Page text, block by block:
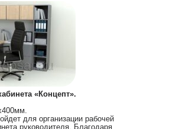
«Концепт».
для организации рабочей
руководителя. Благодаря